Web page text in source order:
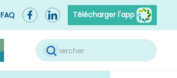
FAQ Télécharger l'app